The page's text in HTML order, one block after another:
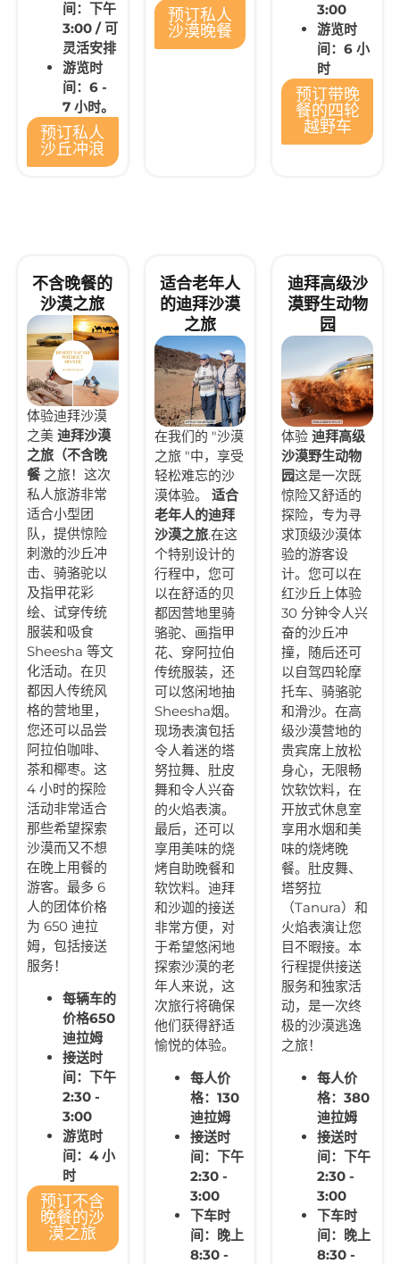
间：下午
3:00 / 可
灵活安排
游览时
间：6 -
7 小时。
预订私人
沙丘冲浪
预订私人
沙漠晚餐
3:00
游览时
间：6 小
时
预订带晚
餐的四轮
越野车
不含晚餐的
沙漠之旅
体验迪拜沙漠
之美 迪拜沙漠
之旅（不含晚
餐之旅！这次
私人旅游非常
适合小型团
队，提供惊险
刺激的沙丘冲
击、骑骆驼以
及指甲花彩
绘、试穿传统
服装和吸食
Sheesha 等文
化活动。在贝
都因人传统风
格的营地里，
您还可以品尝
阿拉伯咖啡、
茶和椰枣。这
4 小时的探险
活动非常适合
那些希望探索
沙漠而又不想
在晚上用餐的
游客。最多 6
人的团体价格
为 650 迪拉
姆，包括接送
服务！
每辆车的
价格650
迪拉姆
接送时
间：下午
2:30 -
3:00
游览时
间：4 小
时
预订不含
晚餐的沙
漠之旅
适合老年人
的迪拜沙漠
之旅
在我们的 "沙漠
之旅 "中，享受
轻松难忘的沙
漠体验。 适合
老年人的迪拜
沙漠之旅.在这
个特别设计的
行程中，您可
以在舒适的贝
都因营地里骑
骆驼、画指甲
花、穿阿拉伯
传统服装，还
可以悠闲地抽
Sheesha烟。
现场表演包括
令人着迷的塔
努拉舞、肚皮
舞和令人兴奋
的火焰表演。
最后，还可以
享用美味的烧
烤自助晚餐和
软饮料。迪拜
和沙迦的接送
非常方便，对
于希望悠闲地
探索沙漠的老
年人来说，这
次旅行将确保
他们获得舒适
愉悦的体验。
每人价
格：130
迪拉姆
接送时
间：下午
2:30 -
3:00
下车时
间：晚上
8:30 -
迪拜高级沙
漠野生动物
园
体验迪拜高级
沙漠野生动物
园这是一次既
惊险又舒适的
探险，专为寻
求顶级沙漠体
验的游客设
计。您可以在
红沙丘上体验
30 分钟令人兴
奋的沙丘冲
撞，随后还可
以自驾四轮摩
托车、骑骆驼
和滑沙。在高
级沙漠营地的
贵宾席上放松
身心，无限畅
饮软饮料，在
开放式休息室
享用水烟和美
味的烧烤晚
餐。肚皮舞、
塔努拉
（Tanura）和
火焰表演让您
目不暇接。本
行程提供接送
服务和独家活
动，是一次终
极的沙漠逃逸
之旅！
每人价
格：380
迪拉姆
接送时
间：下午
2:30 -
3:00
下车时
间：晚上
8:30 -